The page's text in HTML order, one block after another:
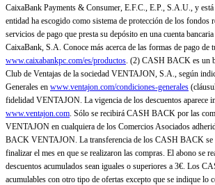
CaixaBank Payments & Consumer, E.F.C., E.P., S.A.U., y
entidad ha escogido como sistema de protección de los fondos
servicios de pago que presta su depósito en una cuenta bancaria
CaixaBank, S.A. Conoce más acerca de las formas de pago de
www.caixabankpc.com/es/productos. (2) CASH BACK es un
Club de Ventajas de la sociedad VENTAJON, S.A., según
Generales en www.ventajon.com/condiciones-generales
fidelidad VENTAJON. La vigencia de los descuentos aparece
www.ventajon.com. Sólo se recibirá CASH BACK por las
VENTAJON en cualquiera de los Comercios Asociados
BACK VENTAJON. La transferencia de los CASH BACK se
finalizar el mes en que se realizaron las compras. El abono se
descuentos acumulados sean iguales o superiores a 3€. Los
acumulables con otro tipo de ofertas excepto que se indique lo